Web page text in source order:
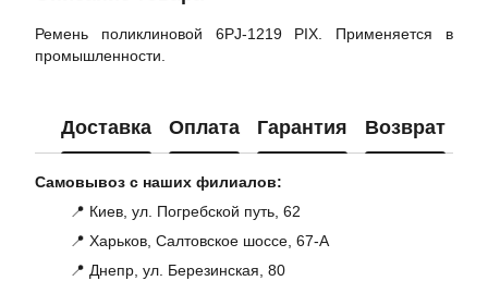
Ремень поликлиновой 6PJ-1219 PIX. Применяется в
промышленности.
Доставка Оплата Гарантия Возврат
Самовывоз с наших филиалов:
📍 Киев, ул. Погребской путь, 62
📍 Харьков, Салтовское шоссе, 67-А
📍 Днепр, ул. Березинская, 80